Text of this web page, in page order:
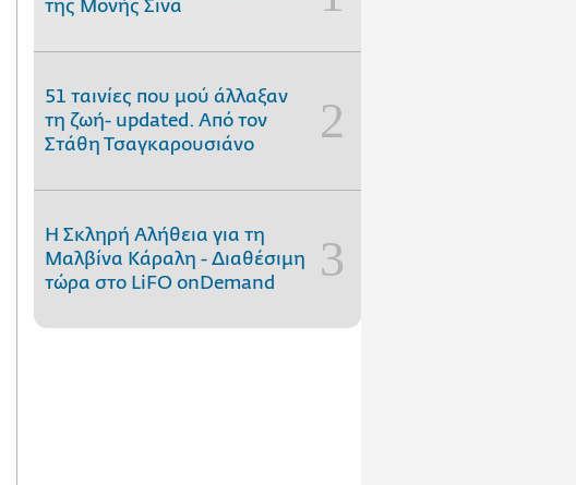
της Μονής Σινά
51 ταινίες που μού άλλαξαν
τη ζωή- updated. Aπό τον
Στάθη Τσαγκαρουσιάνο
Η Σκληρή Αλήθεια για τη
Μαλβίνα Κάραλη - Διαθέσιμη
τώρα στo LiFO onDemand